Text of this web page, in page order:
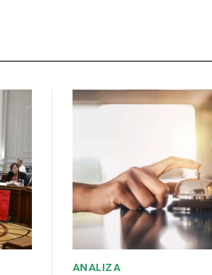
ANALIZA